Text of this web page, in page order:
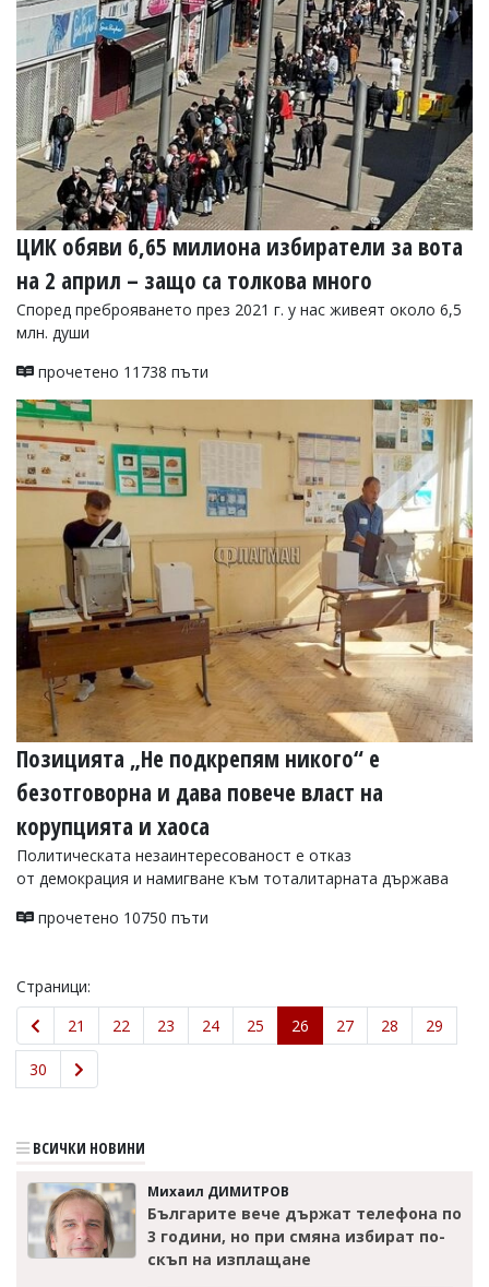
ЦИК обяви 6,65 милиона избиратели за вота
на 2 април – защо са толкова много
Според преброяването през 2021 г. у нас живеят около 6,5
млн. души
прочетено 11738 пъти
Позицията „Не подкрепям никого“ е
безотговорна и дава повече власт на
корупцията и хаоса
Политическата незаинтересованост е отказ
от демокрация и намигване към тоталитарната държава
прочетено 10750 пъти
Страници:
21
22 23 24 25 26 27 28 29
30
ВСИЧКИ НОВИНИ
Михаил ДИМИТРОВ
Българите вече държат телефона по
3 години, но при смяна избират по-
скъп на изплащане